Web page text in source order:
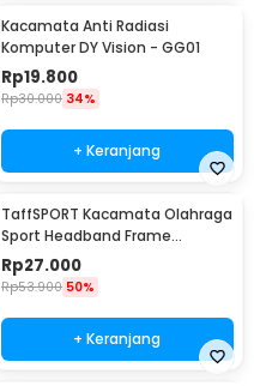
Kacamata Anti Radiasi
Komputer DY Vision - GG01
Rp19.800
Rp30.000 34%
+ Keranjang
TaffSPORT Kacamata Olahraga
Sport Headband Frame
Glasses - 9833
Rp27.000
Rp53.900 50%
+ Keranjang